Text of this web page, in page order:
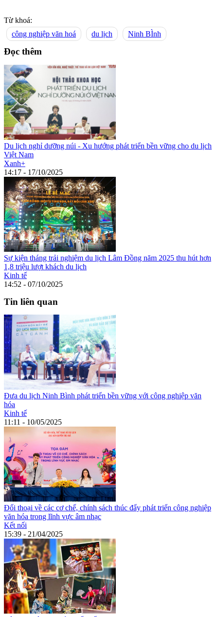
Từ khoá:
công nghiệp văn hoá
du lịch Ninh BÌnh
Đọc thêm
Du lịch nghỉ dưỡng núi - Xu hướng phát triển bền vững cho du lịch
Việt Nam
Xanh+
14:17 - 17/10/2025
Sự kiện tháng trải nghiệm du lịch Lâm Đồng năm 2025 thu hút hơn
1,8 triệu lượt khách du lịch
Kinh tế
14:52 - 07/10/2025
Tin liên quan
Đưa du lịch Ninh Bình phát triển bền vững với công nghiệp văn
hóa
Kinh tế
11:11 - 10/05/2025
Đối thoại về các cơ chế, chính sách thúc đẩy phát triển công nghiệp
văn hóa trong lĩnh vực âm nhạc
Kết nối
15:39 - 21/04/2025